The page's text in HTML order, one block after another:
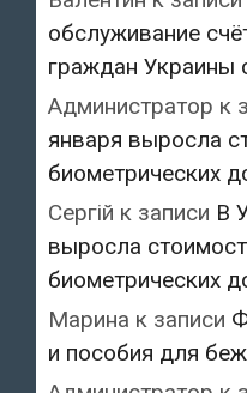
обслуживание
граждан Украины
Администратор к
января выросла
биометрических
Сергій к записи В
выросла
биометрических
Марина к записи
и пособия для